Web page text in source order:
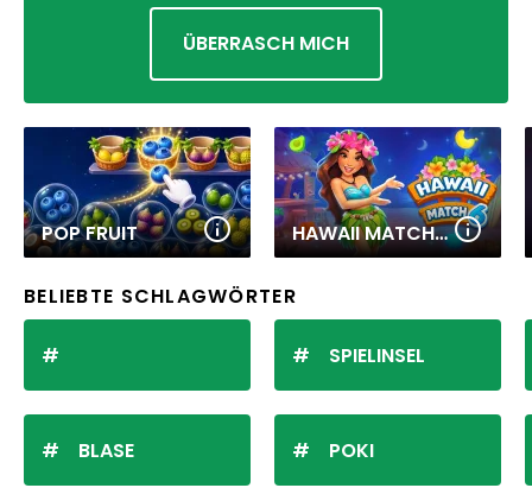
ÜBERRASCH MICH
POP FRUIT HAWAII MATCH 6
BELIEBTE SCHLAGWÖRTER
BLASE
SPIELINSEL
POKI